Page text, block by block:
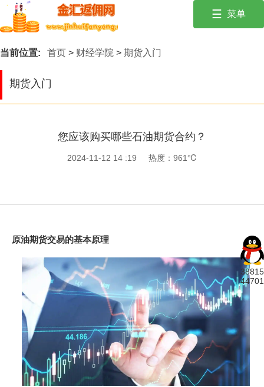
投资有风险，入市需谨慎。保持冷静，遵循风险管理原则！☰ 菜单
动
38815
44701
当前位置: 首页 > 财经学院 > 期货入门
期货入门
您应该购买哪些石油期货合约？
2024-11-12 14 :19 热度：961℃
原油期货交易的基本原理